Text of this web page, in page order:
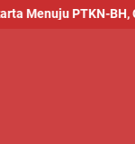
PTKN-BH,